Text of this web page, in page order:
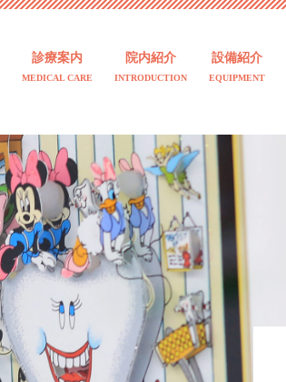
診療案内
MEDICAL CARE
院内紹介
INTRODUCTION
設備紹介
EQUIPMENT